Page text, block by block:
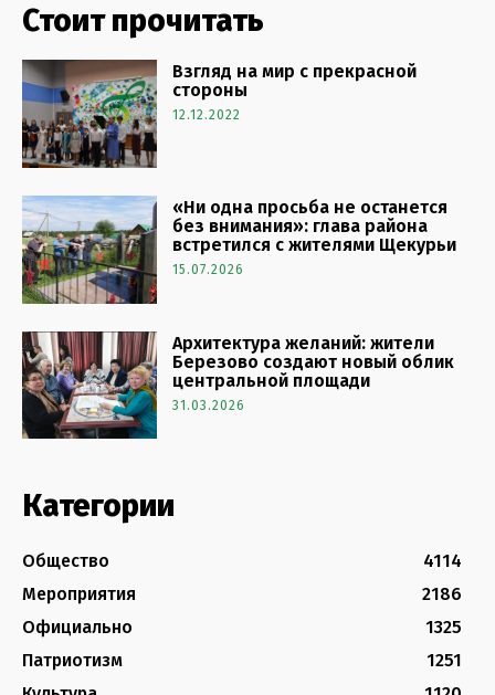
Стоит прочитать
Взгляд на мир с прекрасной
стороны
12.12.2022
«Ни одна просьба не останется
без внимания»: глава района
встретился с жителями Щекурьи
15.07.2026
Архитектура желаний: жители
Березово создают новый облик
центральной площади
31.03.2026
Категории
Общество
4114
Мероприятия
2186
Официально
1325
Патриотизм
1251